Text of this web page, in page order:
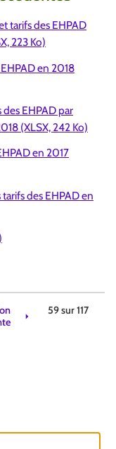
tarifs des EHPAD
223 Ko)
en 2018
EHPAD par
(XLSX, 242 Ko)
en 2017
des EHPAD en
59 sur117